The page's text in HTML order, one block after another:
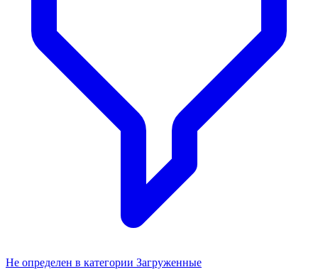
Не определен в категории Загруженные